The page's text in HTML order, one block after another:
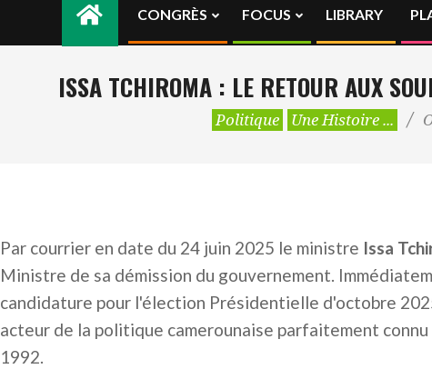
Primary
CONGRÈS FOCUS LIBRARY
ISSA TCHIROMA : LE RETOUR AUX
Politique Une Histoire ...
Par courrier en date du 24 juin 2025 le ministre Issa
Ministre de sa démission du gouvernement.
candidature pour l'élection Présidentielle d'octobre
acteur de la politique camerounaise parfaitement
1992.